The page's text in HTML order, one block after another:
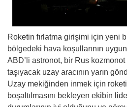
Roketin fırlatma girişimi için yeni
bölgedeki hava koşullarının
ABD’li astronot, bir Rus
taşıyacak uzay aracının yarın
Uzay mekiğinden inmek için
boşaltılmasını bekleyen ekibin